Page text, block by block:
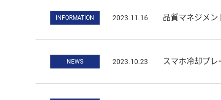
INFORMATION 2023.11.16 品質マネジメン
NEWS 2023.10.23 スマホ冷却プレート